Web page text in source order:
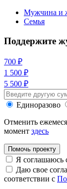
Мужчина и
Семья
Поддержите
700 ₽
1 500 ₽
5 500 ₽
Единоразово
Отменить
момент здесь
Помочь проекту
Я соглашаюсь
Даю свое
соответствии с